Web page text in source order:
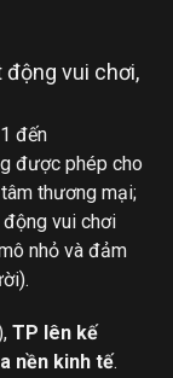
đến
được phép cho
thương mại;
vui chơi
nhỏ và đảm
TP lên kế
nền kinh tế.